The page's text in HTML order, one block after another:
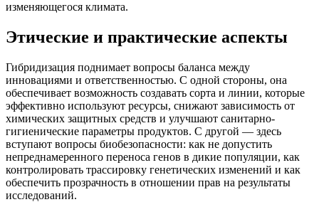
изменяющегося климата.
Этические и практические аспекты
Гибридизация поднимает вопросы баланса между
инновациями и ответственностью. С одной стороны, она
обеспечивает возможность создавать сорта и линии, которые
эффективно используют ресурсы, снижают зависимость от
химических защитных средств и улучшают санитарно-
гигиенические параметры продуктов. С другой — здесь
вступают вопросы биобезопасности: как не допустить
непреднамеренного переноса генов в дикие популяции, как
контролировать трассировку генетических изменений и как
обеспечить прозрачность в отношении прав на результаты
исследований.